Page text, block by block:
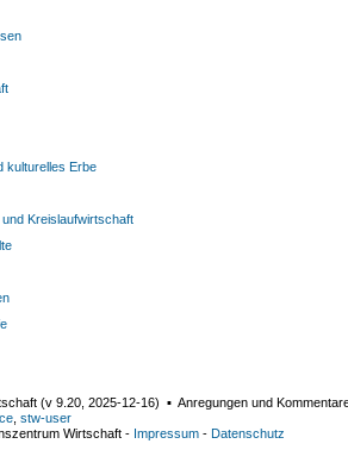
kulturelles Erbe
Kreislaufwirtschaft
(v 9.20 2025-12-16) ▪ Anregungen und
stw-user
Wirtschaft - Impressum - Datenschutz